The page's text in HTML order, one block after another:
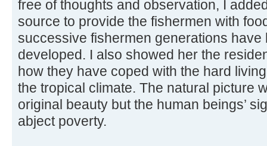
free of thoughts and observation, I
source to provide the fishermen with
successive fishermen generations
developed. I also showed her the
how they have coped with the hard
the tropical climate. The natural picture
original beauty but the human beings’
abject poverty.